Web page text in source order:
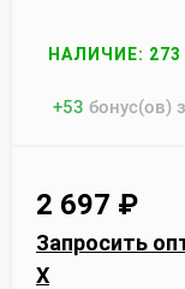
НАЛИЧИЕ:
+53 бонус(ов)
2 697 ₽
Запросить
X